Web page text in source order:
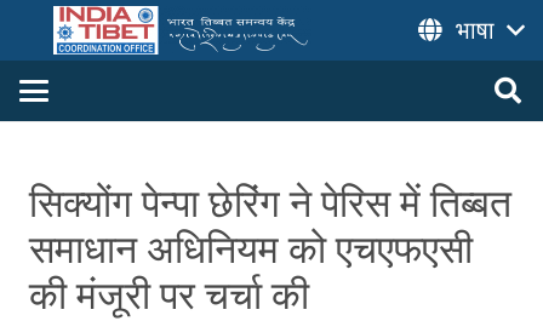
भाषा
सिक्योंग पेन्‍पा छेरिंग ने पेरिस में तिब्बत
समाधान अधिनियम को एचएफएसी
की मंजूरी पर चर्चा की